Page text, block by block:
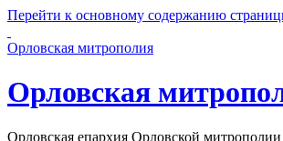
Перейти к основному содержанию
Орловская митрополия
Орловская
Орловская епархия Орловской митрополии